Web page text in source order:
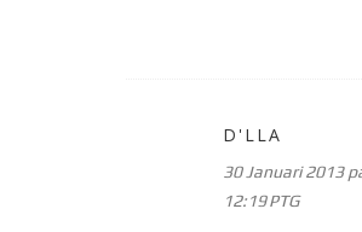
D'LLA
30 Januari 2013
12:19 PTG